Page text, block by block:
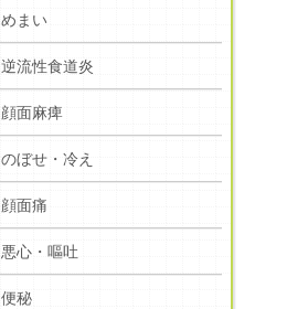
めまい
逆流性食道炎
顔面麻痺
のぼせ・冷え
顔面痛
悪心・嘔吐
便秘